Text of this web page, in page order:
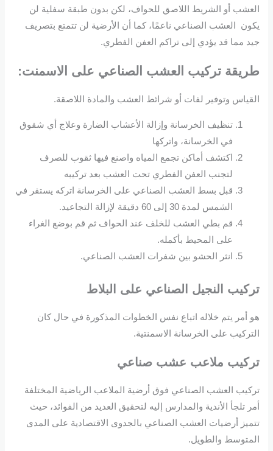
العشب أو الشريط اللاصق للحواف، لكن بدون طبقة سفلية لن
يكون العشب الصناعي ناعمًا، كما أن الأرضية لن تتمتع بتصريف
جيد مما قد يؤدي إلى تراكم العفن الفطري.
طريقة تركيب العشب الصناعي على الاسمنت:
القياس وتوفير لفات أو شرائط العشب والمادة اللاصقة.
تنظيف الخرسانة وإزالة الأعشاب الضارة وعلاج أي شقوق
في الخرسانة، واتركها
اكتشف أماكن تجمع المياه واصنع فيها ثقوب للصرف
لتجنب العفن الفطري تحت العشب بعد تركيبه
قبل بسط العشب الصناعي على الخرسانة اتركه يستقر في
الشمس لمدة 30 إلى 60 دقيقة لإزالة التجاعيد.
قم بطي العشب للخلف عند الحواف ثم قم بوضع الغراء
على المحيط بأكمله.
انثر الحشو بين شفرات العشب الصناعي.
تركيب النجيل الصناعي على البلاط
هو أمر يتم خلاله اتباع نفس الخطوات المذكورة في حال كان
التركيب على الخرسانة الاسمنتية.
تركيب ملاعب عشب صناعي
تركيب العشب الصناعي فوق أرضية الملاعب الرياضية المختلفة
أمر تلجأ الأندية والمدارس إليه لتحقيق العديد من الفوائد، حيث
تتميز أرضيات العشب الصناعي بالجدوى الاقتصادية على المدى
المتوسط والطويل.